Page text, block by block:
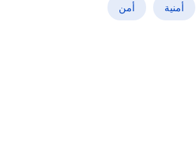
أمنية أمن
يفتح ملفات تعود إلى فترة حكم النهضة